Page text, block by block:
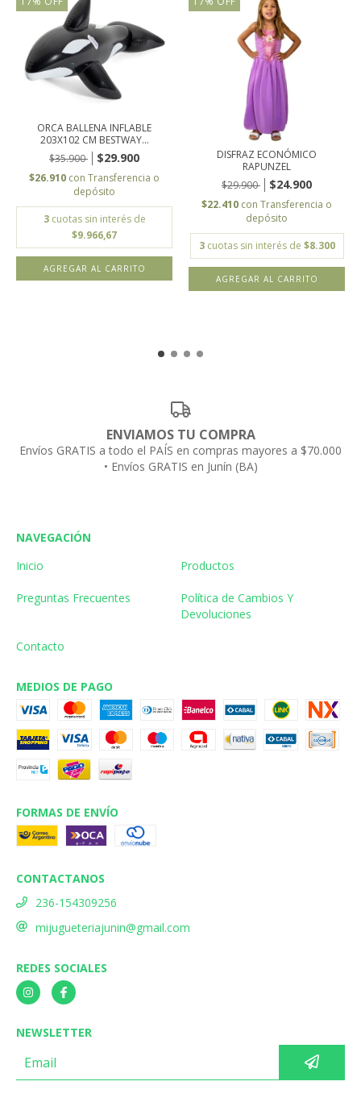
ORCA BALLENA INFLABLE
203X102 CM BESTWAY...
$35.900
$29.900
$26.910 con Transferencia o
depósito
3 cuotas sin interés de
$9.966,67
DISFRAZ ECONÓMICO
RAPUNZEL
$29.900
$24.900
$22.410 con Transferencia o
depósito
3 cuotas sin interés de $8.300
AGREGAR AL CARRITO
ENVIAMOS TU COMPRA
Envíos GRATIS a todo el PAÍS en compras mayores a $70.000
• Envíos GRATIS en Junín (BA)
NAVEGACIÓN
Inicio
Productos
Preguntas Frecuentes
Política de Cambios Y
Devoluciones
Contacto
MEDIOS DE PAGO
FORMAS DE ENVÍO
CONTACTANOS
236-154309256
mijugueteriajunin@gmail.com
REDES SOCIALES
NEWSLETTER